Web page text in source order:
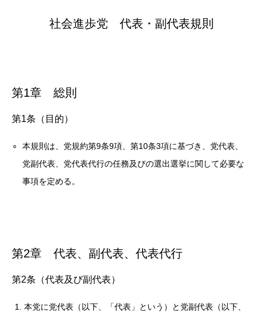
社会進歩党 代表・副代表規則
第1章 総則
第1条（目的）
本規則は、党規約第9条9項、第10条3項に基づき、党代表、
党副代表、党代表代行の任務及びの選出選挙に関して必要な
事項を定める。
第2章 代表、副代表、代表代行
第2条（代表及び副代表）
本党に党代表（以下、「代表」という）と党副代表（以下、